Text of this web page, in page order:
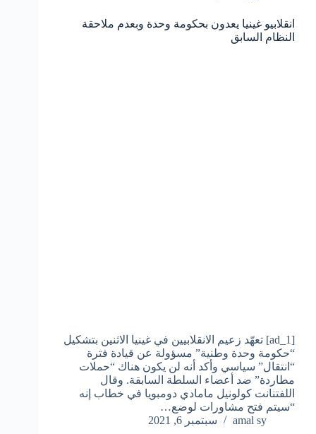
انقلابيو غينيا يعدون بحكومة وحدة وبعدم ملاحقة
النظام السابق
[ad_1] تعهّد زعيم الانقلابيين في غينيا الاثنين بتشكيل
“حكومة وحدة وطنية” مسؤولة عن قيادة فترة
“انتقال” سياسي وأكد أنه لن يكون هناك “حملات
مطاردة” ضد أعضاء السلطة السابقة. وقال
اللفتنانت كولونيل مامادي دومبويا في خطاب إنه
“سيتم فتح مشاورات لوضع…
amal sy
سبتمبر 6, 2021